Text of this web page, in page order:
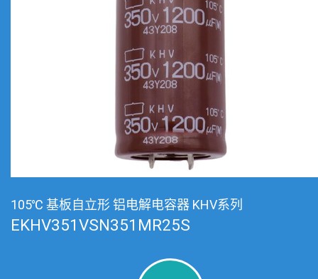
105℃ 基板自立形 铝电解电容器 KHV系列
EKHV351VSN351MR25S